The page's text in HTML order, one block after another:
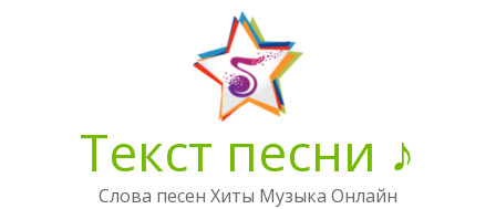
Текст песни ♪
Слова песен Хиты Музыка Онлайн